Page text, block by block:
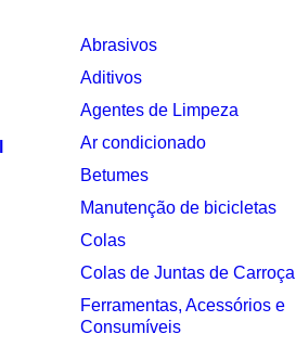
Abrasivos
Aditivos
Agentes de Limpeza
Ar condicionado
Betumes
Manutenção de bicicletas
Colas
Colas de Juntas de
Ferramentas, Acessórios e
Consumíveis